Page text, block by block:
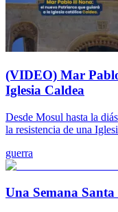
(VIDEO) Mar
Iglesia Caldea
Desde Mosul hasta la
la resistencia de una
guerra
Una Semana